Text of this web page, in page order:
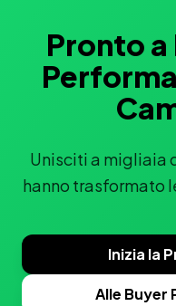
Pronto
Unisciti a migliaia
hanno trasformato
Inizia la
Alle Buyer